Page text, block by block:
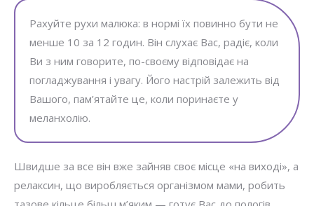
Рахуйте рухи малюка: в нормі їх повинно бути не
менше 10 за 12 годин. Він слухає Вас, радіє, коли
Ви з ним говорите, по-своєму відповідає на
погладжування і увагу. Його настрій залежить від
Вашого, пам’ятайте це, коли поринаєте у
меланхолію.
Швидше за все він вже зайняв своє місце «на виході», а
релаксин, що виробляється організмом мами, робить